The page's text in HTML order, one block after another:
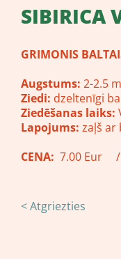
SIBIRICA
GRIMONIS
Augstums: 2-2.5
Ziedi: dzeltenīgi
Ziedēšanas laiks:
Lapojums: zaļš ar
CENA: 7.00 Eur /
< Atgriezties